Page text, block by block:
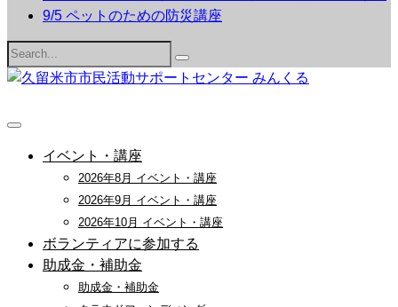
9/5 ペットのための防災講座
Search
for:
イベント・講座
2026年8月 イベント・講座
2026年9月 イベント・講座
2026年10月 イベント・講座
ボランティアに参加する
助成金・補助金
助成金・補助金